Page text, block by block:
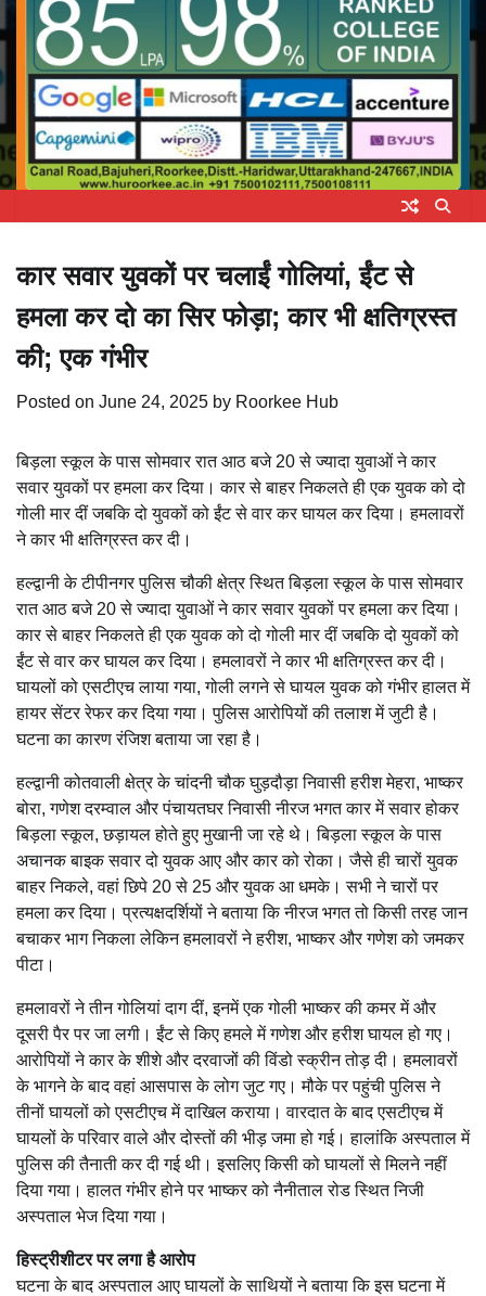
कार सवार युवकों पर चलाईं गोलियां, ईंट से
हमला कर दो का सिर फोड़ा; कार भी क्षतिग्रस्त
की; एक गंभीर
Posted on June 24, 2025 by Roorkee Hub
बिड़ला स्कूल के पास सोमवार रात आठ बजे 20 से ज्यादा युवाओं ने कार
सवार युवकों पर हमला कर दिया। कार से बाहर निकलते ही एक युवक को दो
गोली मार दीं जबकि दो युवकों को ईंट से वार कर घायल कर दिया। हमलावरों
ने कार भी क्षतिग्रस्त कर दी।
हल्द्वानी के टीपीनगर पुलिस चौकी क्षेत्र स्थित बिड़ला स्कूल के पास सोमवार
रात आठ बजे 20 से ज्यादा युवाओं ने कार सवार युवकों पर हमला कर दिया।
कार से बाहर निकलते ही एक युवक को दो गोली मार दीं जबकि दो युवकों को
ईंट से वार कर घायल कर दिया। हमलावरों ने कार भी क्षतिग्रस्त कर दी।
घायलों को एसटीएच लाया गया, गोली लगने से घायल युवक को गंभीर हालत में
हायर सेंटर रेफर कर दिया गया। पुलिस आरोपियों की तलाश में जुटी है।
घटना का कारण रंजिश बताया जा रहा है।
हल्द्वानी कोतवाली क्षेत्र के चांदनी चौक घुड़दौड़ा निवासी हरीश मेहरा, भाष्कर
बोरा, गणेश दरम्वाल और पंचायतघर निवासी नीरज भगत कार में सवार होकर
बिड़ला स्कूल, छड़ायल होते हुए मुखानी जा रहे थे। बिड़ला स्कूल के पास
अचानक बाइक सवार दो युवक आए और कार को रोका। जैसे ही चारों युवक
बाहर निकले, वहां छिपे 20 से 25 और युवक आ धमके। सभी ने चारों पर
हमला कर दिया। प्रत्यक्षदर्शियों ने बताया कि नीरज भगत तो किसी तरह जान
बचाकर भाग निकला लेकिन हमलावरों ने हरीश, भाष्कर और गणेश को जमकर
पीटा।
हमलावरों ने तीन गोलियां दाग दीं, इनमें एक गोली भाष्कर की कमर में और
दूसरी पैर पर जा लगी। ईंट से किए हमले में गणेश और हरीश घायल हो गए।
आरोपियों ने कार के शीशे और दरवाजों की विंडो स्क्रीन तोड़ दी। हमलावरों
के भागने के बाद वहां आसपास के लोग जुट गए। मौके पर पहुंची पुलिस ने
तीनों घायलों को एसटीएच में दाखिल कराया। वारदात के बाद एसटीएच में
घायलों के परिवार वाले और दोस्तों की भीड़ जमा हो गई। हालांकि अस्पताल में
पुलिस की तैनाती कर दी गई थी। इसलिए किसी को घायलों से मिलने नहीं
दिया गया। हालत गंभीर होने पर भाष्कर को नैनीताल रोड स्थित निजी
अस्पताल भेज दिया गया।
हिस्ट्रीशीटर पर लगा है आरोप
घटना के बाद अस्पताल आए घायलों के साथियों ने बताया कि इस घटना में